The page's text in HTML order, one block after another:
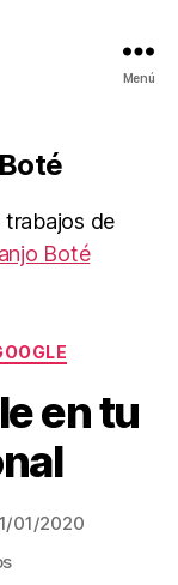
Menú
trabajos de
Boté
en tu
01/2020
en